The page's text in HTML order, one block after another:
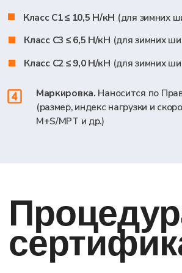
Я даю согласие на обработку персональных
консультацию
Порядок
проведения